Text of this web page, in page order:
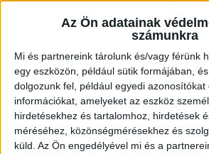
Az Ön adatainak
számunkra
Mi és partnereink tárolunk és/vagy férünk
egy eszközön, például sütik formájában,
dolgozunk fel, például egyedi azonosítókat
információkat, amelyeket az eszköz
hirdetésekhez és tartalomhoz, hirdetések
méréséhez, közönségmérésekhez és
küld. Az Ön engedélyével mi és a
Családi ház, Iroda
Pápa, Eladó Társasházi lakás, Családi
Mosonmagyaróvár
, Eladó Társasházi
Kecskemét, Eladó Társasházi lakás
Győr, Eladó Társasházi lakás, Családi
Házrész, Hotel, Üzlethelyiség